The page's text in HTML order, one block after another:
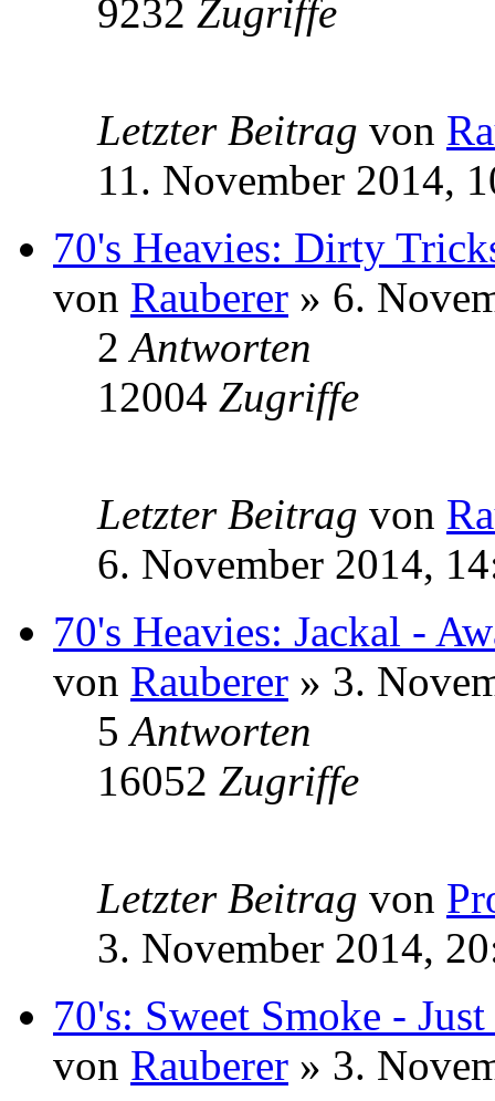
9232 Zugriffe
Letzter Beitrag von
11. November 2014,
70's Heavies: Dirty
von Rauberer » 6.
2Antworten
12004 Zugriffe
Letzter Beitrag von
6. November 2014,
70's Heavies: Jackal -
von Rauberer » 3.
5Antworten
16052 Zugriffe
Letzter Beitrag von
3. November 2014,
70's: Sweet Smoke -
von Rauberer » 3.